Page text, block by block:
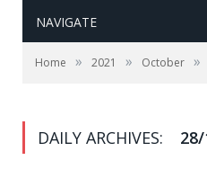
NAVIGATE
Home » 2021 » October »
DAILY ARCHIVES: